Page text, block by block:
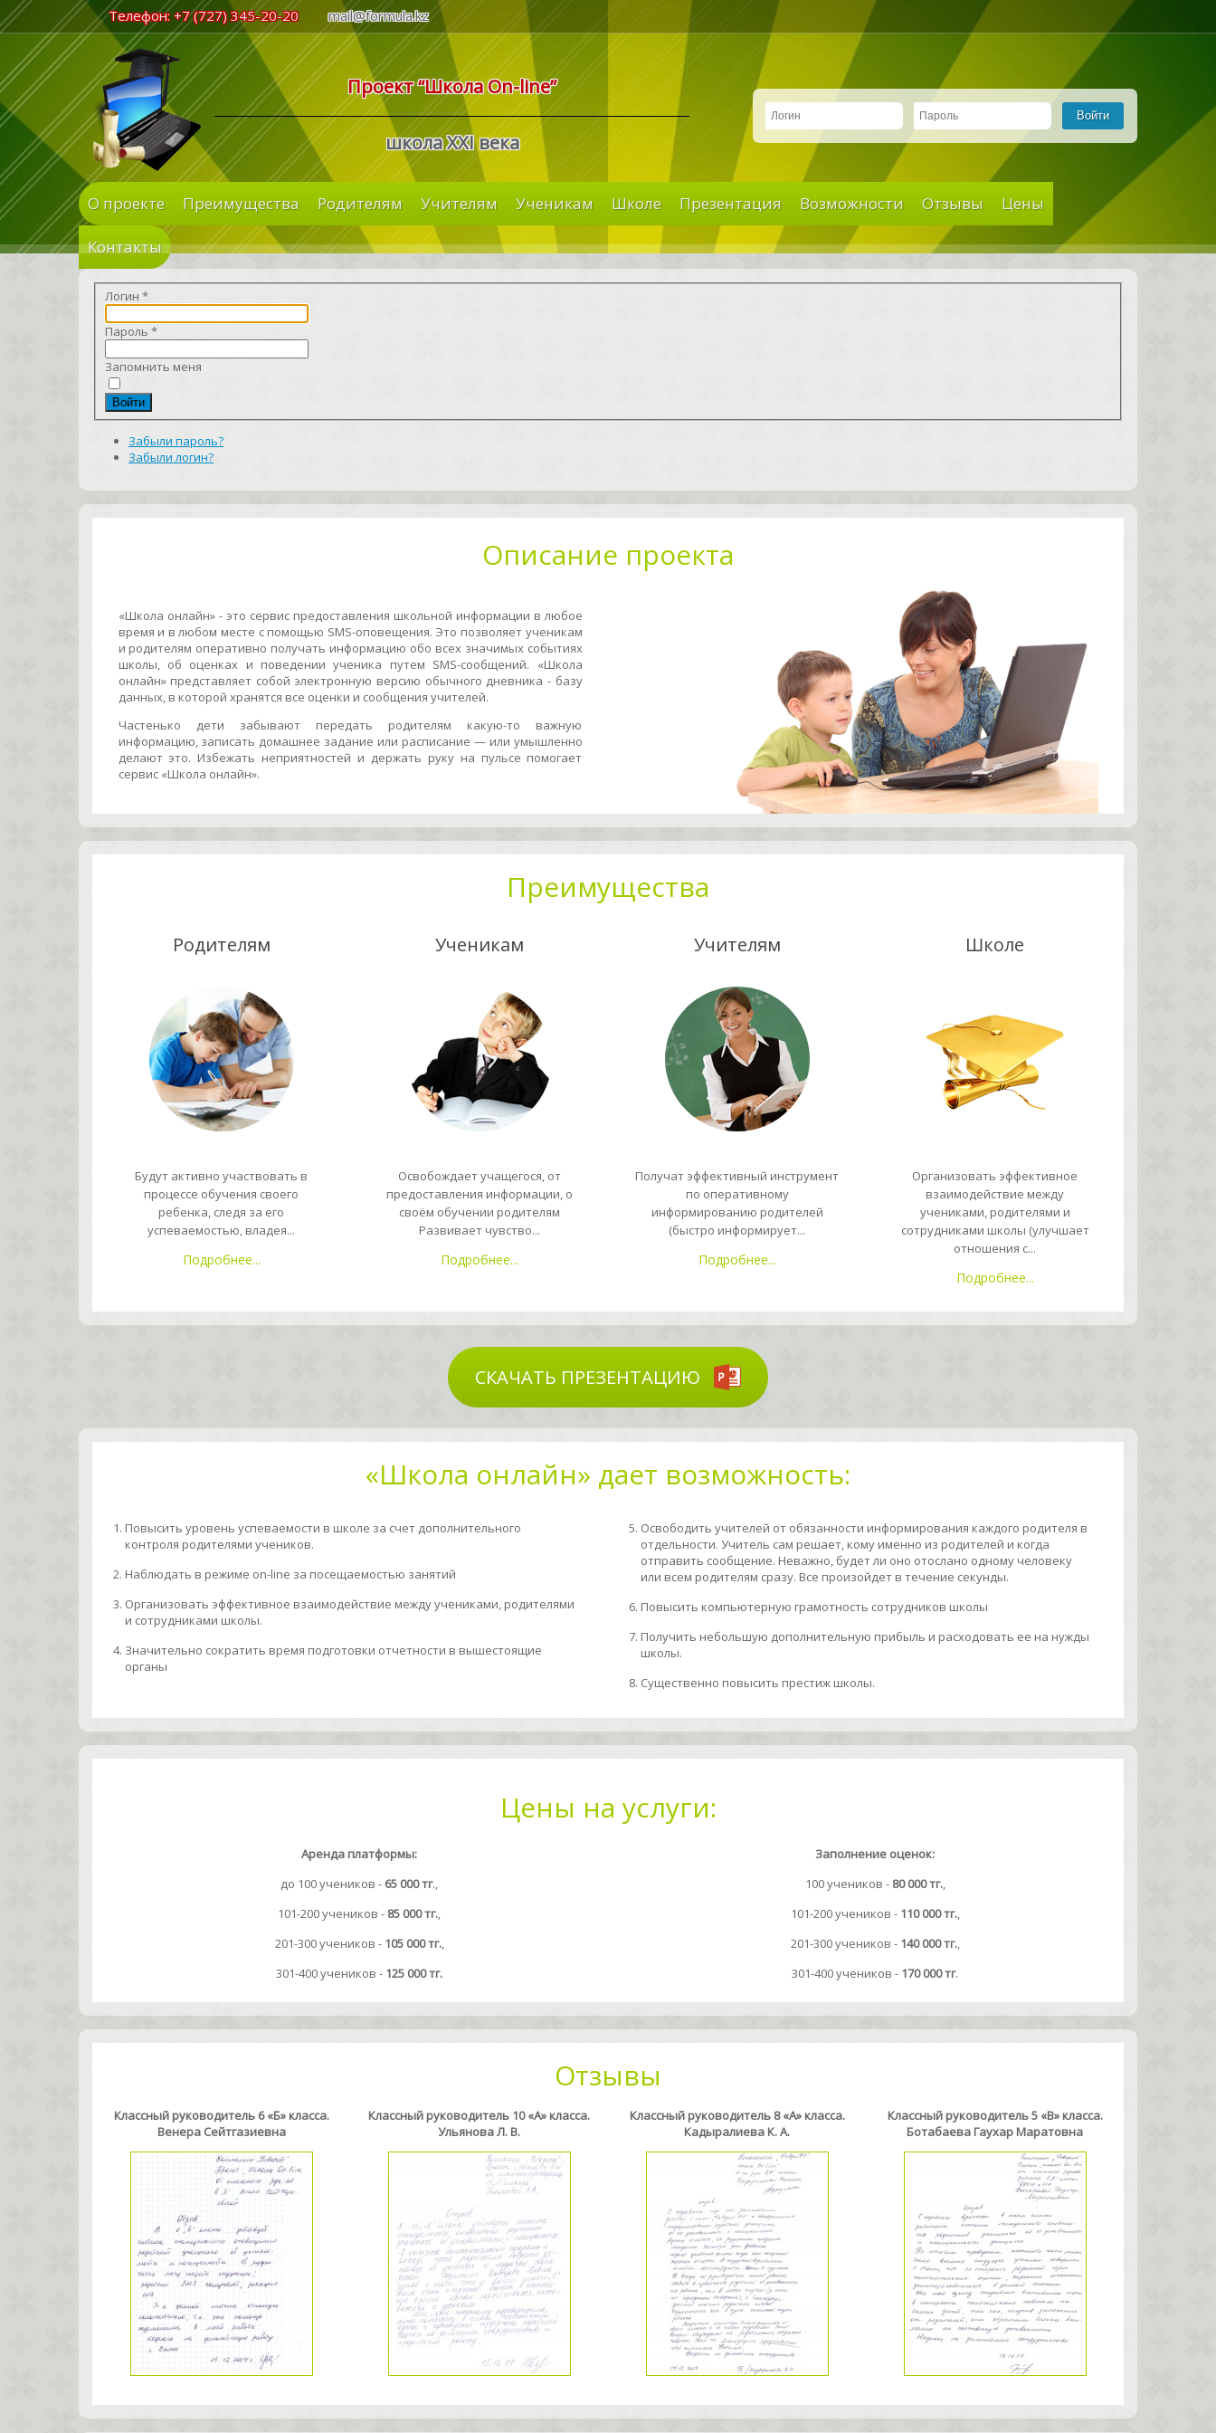
Телефон: +7 (727) 345-20-20 mail@formula.kz
Проект “Школа On-line”
школа XXI века
Войти
О проекте Преимущества Родителям Учителям Ученикам Школе Презентация Возможности Отзывы Цены
Контакты
Логин *
Пароль *
Запомнить меня
Войти
Забыли пароль?
Забыли логин?
Описание проекта
«Школа онлайн» - это сервис предоставления школьной информации в любое
время и в любом месте c помощью SMS-оповещения. Это позволяет ученикам
и родителям оперативно получать информацию обо всех значимых событиях
школы, об оценках и поведении ученика путем SMS-сообщений. «Школа
онлайн» представляет собой электронную версию обычного дневника - базу
данных, в которой хранятся все оценки и сообщения учителей.
Частенько дети забывают передать родителям какую-то важную
информацию, записать домашнее задание или расписание — или умышленно
делают это. Избежать неприятностей и держать руку на пульсе помогает
сервис «Школа онлайн».
Преимущества
Родителям
Будут активно участвовать в
процессе обучения своего
ребенка, следя за его
успеваемостью, владея...
Подробнее...
Ученикам
Освобождает учащегося, от
предоставления информации, о
своём обучении родителям
Развивает чувство...
Подробнее...
Учителям
Получат эффективный инструмент
по оперативному
информированию родителей
(быстро информирует...
Подробнее...
Школе
Организовать эффективное
взаимодействие между
учениками, родителями и
сотрудниками школы (улучшает
отношения с...
Подробнее...
СКАЧАТЬ ПРЕЗЕНТАЦИЮ
«Школа онлайн» дает возможность:
Повысить уровень успеваемости в школе за счет дополнительного
контроля родителями учеников.
Наблюдать в режиме on-line за посещаемостью занятий
Организовать эффективное взаимодействие между учениками, родителями
и сотрудниками школы.
Значительно сократить время подготовки отчетности в вышестоящие
органы
Освободить учителей от обязанности информирования каждого родителя в
отдельности. Учитель сам решает, кому именно из родителей и когда
отправить сообщение. Неважно, будет ли оно отослано одному человеку
или всем родителям сразу. Все произойдет в течение секунды.
Повысить компьютерную грамотность сотрудников школы
Получить небольшую дополнительную прибыль и расходовать ее на нужды
школы.
Существенно повысить престиж школы.
Цены на услуги:
Аренда платформы:
до 100 учеников - 65 000 тг.,
101-200 учеников - 85 000 тг.,
201-300 учеников - 105 000 тг.,
301-400 учеников - 125 000 тг.
Заполнение оценок:
100 учеников - 80 000 тг.,
101-200 учеников - 110 000 тг.,
201-300 учеников - 140 000 тг.,
301-400 учеников - 170 000 тг.
Отзывы
Классный руководитель 6 «Б» класса.
Венера Сейтгазиевна
Классный руководитель 10 «А» класса.
Ульянова Л. В.
Классный руководитель 8 «А» класса.
Кадыралиева К. А.
Классный руководитель 5 «В» класса.
Ботабаева Гаухар Маратовна